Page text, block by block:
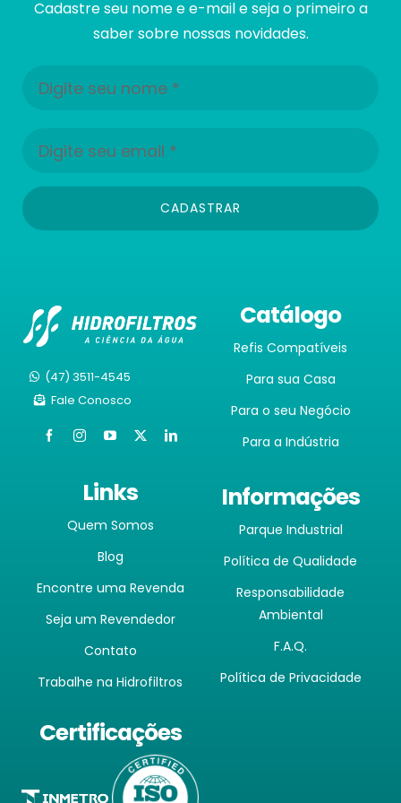
Cadastre seu nome e e-mail e seja o primeiro a
saber sobre nossas novidades.
CADASTRAR
(47) 3511-4545
Fale Conosco
Catálogo
Refis Compatíveis
Para sua Casa
Para o seu Negócio
Para a Indústria
Links
Quem Somos
Blog
Encontre uma Revenda
Seja um Revendedor
Contato
Trabalhe na Hidrofiltros
Informações
Parque Industrial
Política de Qualidade
Responsabilidade
Ambiental
F.A.Q.
Política de Privacidade
Certificações